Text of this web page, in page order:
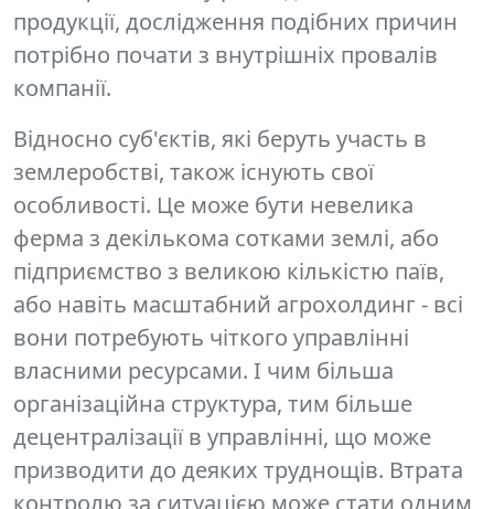
продукції, дослідження подібних причин
потрібно почати з внутрішніх провалів
компанії.
Відносно суб'єктів, які беруть участь в
землеробстві, також існують свої
особливості. Це може бути невелика
ферма з декількома сотками землі, або
підприємство з великою кількістю паїв,
або навіть масштабний агрохолдинг - всі
вони потребують чіткого управлінні
власними ресурсами. І чим більша
організаційна структура, тим більше
децентралізації в управлінні, що може
призводити до деяких труднощів. Втрата
контролю за ситуацією може стати одним